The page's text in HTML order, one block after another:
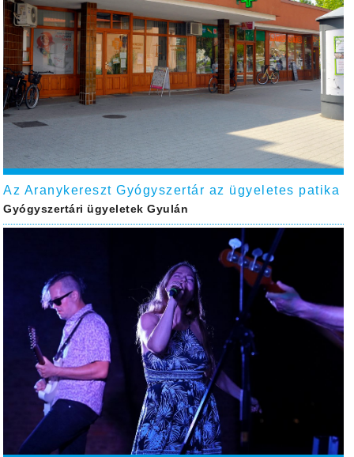
Az Aranykereszt Gyógyszertár az ügyeletes patika
Gyógyszertári ügyeletek Gyulán